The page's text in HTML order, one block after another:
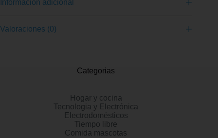
Información adicional
Valoraciones (0)
Categorias
Hogar y cocina
Tecnologia y Electrónica
Electrodomésticos
Tiempo libre
Comida mascotas